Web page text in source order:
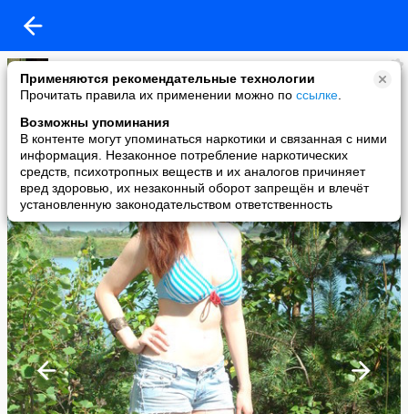
Применяются рекомендательные технологии
Прочитать правила их применении можно по ссылке
Возможны упоминания
В контенте могут упоминаться наркотики и связанная с ними
информация. Незаконное потребление наркотических
средств, психотропных веществ и их аналогов причиняет
вред здоровью, их незаконный оборот запрещён и влечёт
установленную законодательством ответственность
Катюша Дмитриева
added a photo
15 Jul в 17:16